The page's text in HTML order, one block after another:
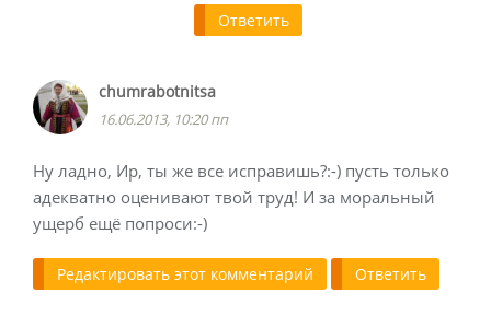
Ответить
chumrabotnitsa
16.06.2013, 10:20 пп
Ну ладно, Ир, ты же все исправишь?:-) пусть только
адекватно оценивают твой труд! И за моральный
ущерб ещё попроси:-)
Редактировать этот комментарий Ответить